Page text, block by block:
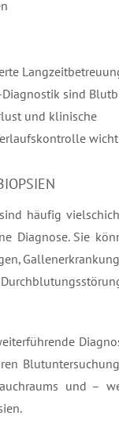
Diagnostik sind
und klinische
häufig
Diagnose. Sie
und –